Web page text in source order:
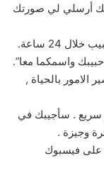
تريدين ذلك أرسلي لي صورتك
المثيرُ أن “بلقايد المراكشي” يقول أنا أجلب الحبيب خلال 24 ساعة.
واسمكما معا”.
الامور بالحياة ,
سريع . سأجيبك في
وجيزة .
على فيسبوك